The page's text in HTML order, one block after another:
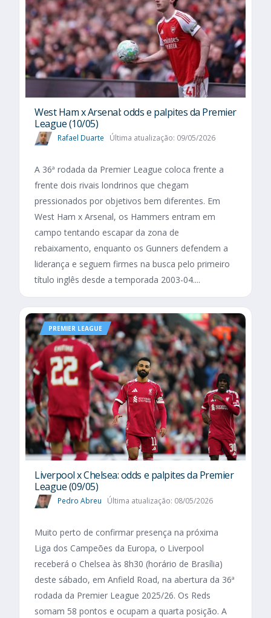
West Ham x Arsenal: odds e palpites da Premier
League (10/05)
Rafael Duarte Última atualização: 09/05/2026
A 36ª rodada da Premier League coloca frente a
frente dois rivais londrinos que chegam
pressionados por objetivos bem diferentes. Em
West Ham x Arsenal, os Hammers entram em
campo tentando escapar da zona de
rebaixamento, enquanto os Gunners defendem a
liderança e seguem firmes na busca pelo primeiro
título inglês desde a temporada 2003-04....
PREMIER LEAGUE
Liverpool x Chelsea: odds e palpites da Premier
League (09/05)
Pedro Abreu Última atualização: 08/05/2026
Muito perto de confirmar presença na próxima
Liga dos Campeões da Europa, o Liverpool
receberá o Chelsea às 8h30 (horário de Brasília)
deste sábado, em Anfield Road, na abertura da 36ª
rodada da Premier League 2025/26. Os Reds
somam 58 pontos e ocupam a quarta posição. A